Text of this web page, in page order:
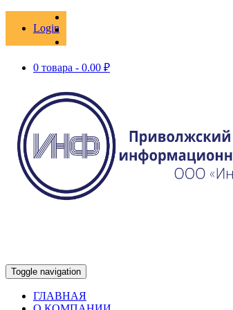
Login
0 товара - 0.00 ₽
Toggle navigation
ГЛАВНАЯ